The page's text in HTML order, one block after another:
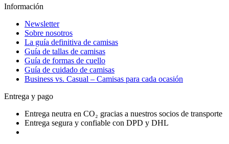
Información
Newsletter
Sobre nosotros
La guía definitiva de camisas
Guía de tallas de camisas
Guía de formas de cuello
Guía de cuidado de camisas
Business vs. Casual – Camisas para cada ocasión
Entrega y pago
Entrega neutra en CO₂ gracias a nuestros socios de transporte
Entrega segura y confiable con DPD y DHL